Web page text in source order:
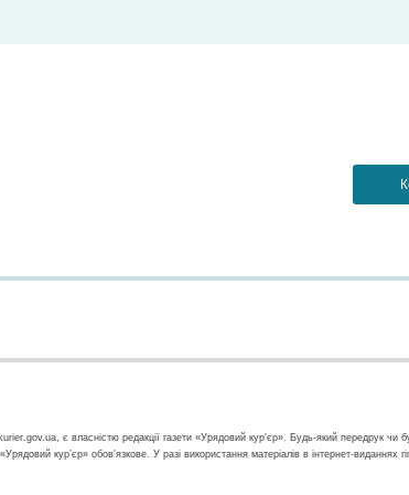
є власністю редакції газети «Урядовий кур'єр». Будь-який передрук чи
кур’єр» обов'язкове. У разі використання матеріалів в інтернет-